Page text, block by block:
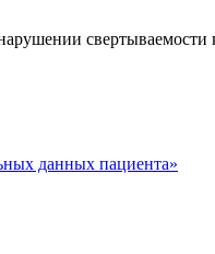
свертываемости
данных пациента»